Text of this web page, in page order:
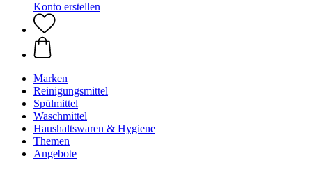
Konto erstellen
Marken
Reinigungsmittel
Spülmittel
Waschmittel
Haushaltswaren & Hygiene
Themen
Angebote